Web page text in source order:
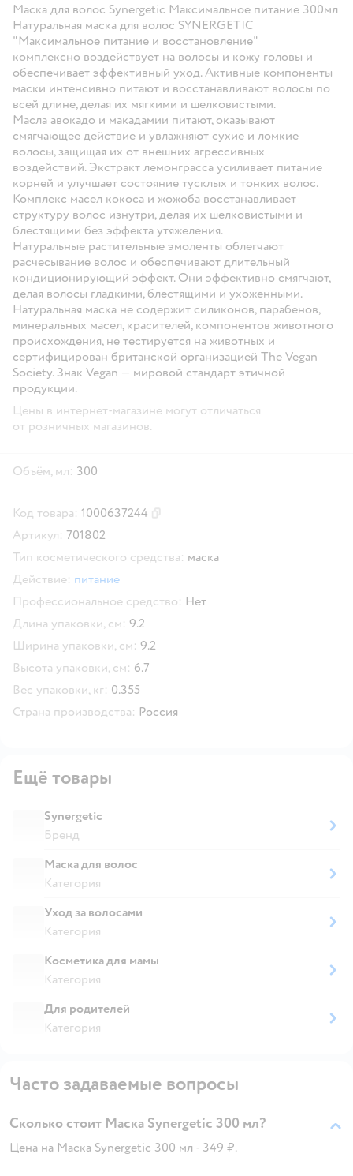
Маска для волос Synergetic Максимальное питание 300мл
Натуральная маска для волос SYNERGETIC
"Максимальное питание и восстановление"
комплексно воздействует на волосы и кожу головы и
обеспечивает эффективный уход. Активные компоненты
маски интенсивно питают и восстанавливают волосы по
всей длине, делая их мягкими и шелковистыми.
Масла авокадо и макадамии питают, оказывают
смягчающее действие и увлажняют сухие и ломкие
волосы, защищая их от внешних агрессивных
воздействий. Экстракт лемонграсса усиливает питание
корней и улучшает состояние тусклых и тонких волос.
Комплекс масел кокоса и жожоба восстанавливает
структуру волос изнутри, делая их шелковистыми и
блестящими без эффекта утяжеления.
Натуральные растительные эмоленты облегчают
расчесывание волос и обеспечивают длительный
кондиционирующий эффект. Они эффективно смягчают,
делая волосы гладкими, блестящими и ухоженными.
Натуральная маска не содержит силиконов, парабенов,
минеральных масел, красителей, компонентов животного
происхождения, не тестируется на животных и
сертифицирован британской организацией The Vegan
Society. Знак Vegan — мировой стандарт этичной
продукции.
Цены в интернет-магазине могут отличаться
от розничных магазинов.
Объём, мл: 300
Код товара: 1000637244
Артикул: 701802
Тип косметического средства: маска
Действие: питание
Профессиональное средство: Нет
Длина упаковки, см: 9.2
Ширина упаковки, см: 9.2
Высота упаковки, см: 6.7
Вес упаковки, кг: 0.355
Страна производства: Россия
Ещё товары
Synergetic
Бренд
Маска для волос
Категория
Уход за волосами
Категория
Косметика для мамы
Категория
Для родителей
Категория
Часто задаваемые вопросы
Сколько стоит Маска Synergetic 300 мл?
Цена на Маска Synergetic 300 мл - 349 ₽.